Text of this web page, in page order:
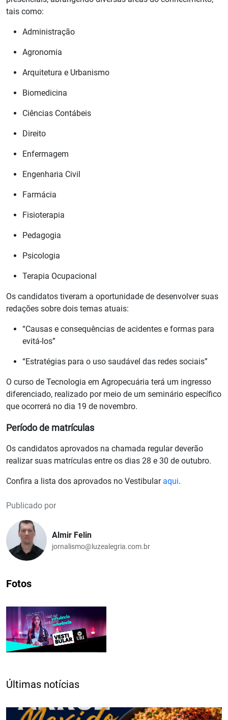
tais como:
Administração
Agronomia
Arquitetura e Urbanismo
Biomedicina
Ciências Contábeis
Direito
Enfermagem
Engenharia Civil
Farmácia
Fisioterapia
Pedagogia
Psicologia
Terapia Ocupacional
Os candidatos tiveram a oportunidade de desenvolver suas
redações sobre dois temas atuais:
“Causas e consequências de acidentes e formas para
evitá-los”
“Estratégias para o uso saudável das redes sociais”
O curso de Tecnologia em Agropecuária terá um ingresso
diferenciado, realizado por meio de um seminário específico
que ocorrerá no dia 19 de novembro.
Período de matrículas
Os candidatos aprovados na chamada regular deverão
realizar suas matrículas entre os dias 28 e 30 de outubro.
Confira a lista dos aprovados no Vestibular aqui.
Publicado por
Almir Felin
jornalismo@luzealegria.com.br
Fotos
Últimas notícias